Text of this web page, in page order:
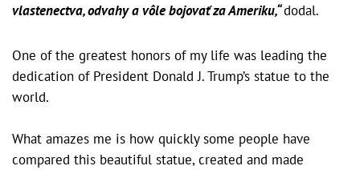
vlastenectva, odvahy a vôle bojovať za Ameriku,“dodal.
One of the greatest honors of my life was leading the
dedication of President Donald J. Trump’s statue to the
world.
What amazes me is how quickly some people have
compared this beautiful statue, created and made